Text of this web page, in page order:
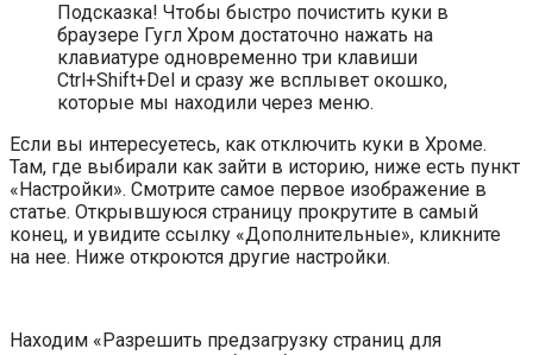
Подсказка! Чтобы быстро почистить куки в
браузере Гугл Хром достаточно нажать на
клавиатуре одновременно три клавиши
Ctrl+Shift+Del и сразу же всплывет окошко,
которые мы находили через меню.
Если вы интересуетесь, как отключить куки в Хроме.
Там, где выбирали как зайти в историю, ниже есть пункт
«Настройки». Смотрите самое первое изображение в
статье. Открывшуюся страницу прокрутите в самый
конец, и увидите ссылку «Дополнительные», кликните
на нее. Ниже откроются другие настройки.
Находим «Разрешить предзагрузку страниц для